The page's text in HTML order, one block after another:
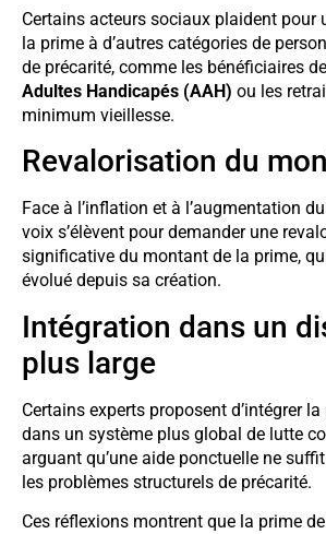
Certains acteurs sociaux plaident pour
la prime à d’autres catégories de
de précarité, comme les bénéficiaires de
Adultes Handicapés (AAH) ou les
minimum vieillesse.
Revalorisation du
Face à l’inflation et à l’augmentation
voix s’élèvent pour demander une
significative du montant de la prime,
évolué depuis sa création.
Intégration dans un
plus large
Certains experts proposent d’intégrer
dans un système plus global de lutte
arguant qu’une aide ponctuelle ne
les problèmes structurels de précarité.
Ces réflexions montrent que la prime